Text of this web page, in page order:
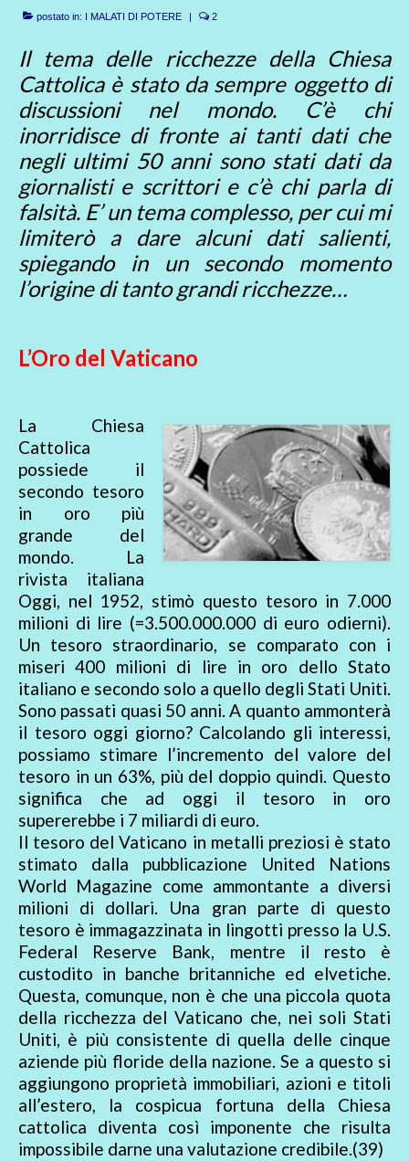
postato in: I MALATI DI POTERE | 2
Il tema delle ricchezze della Chiesa
Cattolica è stato da sempre oggetto di
discussioni nel mondo. C’è chi
inorridisce di fronte ai tanti dati che
negli ultimi 50 anni sono stati dati da
giornalisti e scrittori e c’è chi parla di
falsità. E’ un tema complesso, per cui mi
limiterò a dare alcuni dati salienti,
spiegando in un secondo momento
l’origine di tanto grandi ricchezze…
L’Oro del Vaticano
La Chiesa
Cattolica
possiede il
secondo tesoro
in oro più
grande del
mondo. La
rivista italiana
Oggi, nel 1952, stimò questo tesoro in 7.000
milioni di lire (=3.500.000.000 di euro odierni).
Un tesoro straordinario, se comparato con i
miseri 400 milioni di lire in oro dello Stato
italiano e secondo solo a quello degli Stati Uniti.
Sono passati quasi 50 anni. A quanto ammonterà
il tesoro oggi giorno? Calcolando gli interessi,
possiamo stimare l’incremento del valore del
tesoro in un 63%, più del doppio quindi. Questo
significa che ad oggi il tesoro in oro
supererebbe i 7 miliardi di euro.
Il tesoro del Vaticano in metalli preziosi è stato
stimato dalla pubblicazione United Nations
World Magazine come ammontante a diversi
milioni di dollari. Una gran parte di questo
tesoro è immagazzinata in lingotti presso la U.S.
Federal Reserve Bank, mentre il resto è
custodito in banche britanniche ed elvetiche.
Questa, comunque, non è che una piccola quota
della ricchezza del Vaticano che, nei soli Stati
Uniti, è più consistente di quella delle cinque
aziende più floride della nazione. Se a questo si
aggiungono proprietà immobiliari, azioni e titoli
all’estero, la cospicua fortuna della Chiesa
cattolica diventa così imponente che risulta
impossibile darne una valutazione credibile.(39)